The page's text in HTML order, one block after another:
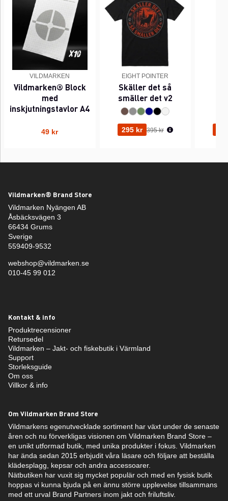
VILDMARKEN
Vildmarken® Block
med
inskjutningstavlor A4
49 kr
EIGHT POINTER
Skäller det så
smäller det v2
295 kr Ordinarie pris:
395 kr
Vildmarken® Brand Store
Vildmarken Nyängen AB
Åsbäcksvägen 3
66434 Grums
Sverige
559409-9532
webshop@vildmarken.se
010-45 99 012
Kontakt & info
Produktrecensioner
Retursedel
Vildmarken – Jakt- och fiskebutik i Värmland
Support
Storleksguide
Om oss
Villkor & info
Om Vildmarken Brand Store
Vildmarkens egenutvecklade sortiment har växt under de senaste
åren och nu förverkligas visionen om Vildmarken Brand Store –
en unikt utformad butik, med unika produkter i fokus. Vildmarken
har ända sedan 2015 erbjudit våra läsare och följare att beställa
klädesplagg, kepsar och andra accessoarer.
Nätbutiken har vuxit sig mycket populär och med en fysisk butik
hoppas vi kunna bjuda på en ännu större upplevelse tillsammans
med ett urval Brand Partners inom jakt och friluftsliv.